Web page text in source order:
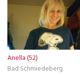
Anella (52)
Bad Schmiedeberg